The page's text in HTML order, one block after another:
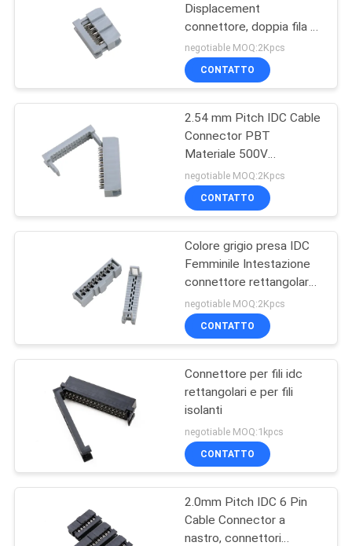
CITAZIONE
NEWS
MAPPA
POLICY
Assemblaggio di
cavi a nastro piatto
Connettore della
morsettiera
63
Fabbricazione di
apparecchi per la
trasmissione di
energia elettrica
Displacement
connettore, doppia fila 5
Pin Idc connettore
negotiable MOQ:2Kpcs
CONTATTO
2.54 mm Pitch IDC Cable
Connector PBT
Materiale 500V
Resistenza all'isolamento
negotiable MOQ:2Kpcs
CONTATTO
Colore grigio presa IDC
Femminile Intestazione
connettore rettangolare
16Pins
negotiable MOQ:2Kpcs
CONTATTO
Connettore per fili idc
rettangolari e per fili
isolanti
negotiable MOQ:1kpcs
CONTATTO
2.0mm Pitch IDC 6 Pin
Cable Connector a
nastro, connettori